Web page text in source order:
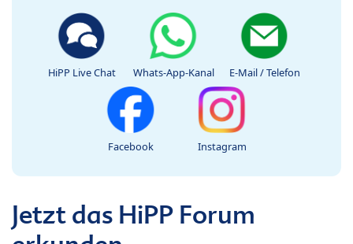
HiPP Live Chat Whats-App-Kanal E-Mail / Telefon
Facebook Instagram
Jetzt das HiPP Forum